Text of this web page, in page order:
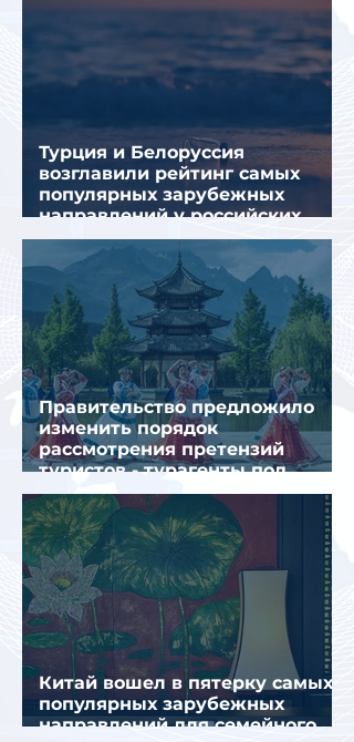
Турция и Белоруссия
возглавили рейтинг самых
популярных зарубежных
направлений у российских
туристов летом
Правительство предложило
изменить порядок
рассмотрения претензий
туристов - турагенты под
ударом!
Китай вошел в пятерку самых
популярных зарубежных
направлений для семейного